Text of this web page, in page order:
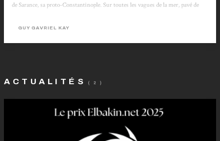
de Sarance, sa proto-Constantinople. Sur toutes les vagues de la mer, pavé de
par les éditions L’Atalante, nous replonge dans un monde mouvementé et
GUY GAVRIEL KAY
ACTUALITÉS ( 2 )